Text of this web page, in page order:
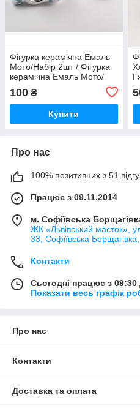
Фігурка керамічна Емаль
Мото/Набір 2шт / Фігурка
керамічна Емаль Мото/
100 ₴
Купити
Про нас
100% позитивних з 51
Працює з 09.11.2014
м. Софіївська
ЖК «Львівський маєток»,
33, Софіївська
Контакти
Сьогодні працює з 09:30
Показати весь графік
Про нас
Контакти
Доставка та оплата